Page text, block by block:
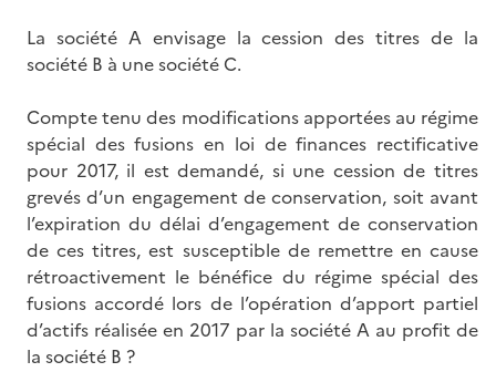
La société A envisage la cession des titres de la
société B à une société C.
Compte tenu des modifications apportées au régime
spécial des fusions en loi de finances rectificative
pour 2017, il est demandé, si une cession de titres
grevés d’un engagement de conservation, soit avant
l’expiration du délai d’engagement de conservation
de ces titres, est susceptible de remettre en cause
rétroactivement le bénéfice du régime spécial des
fusions accordé lors de l’opération d’apport partiel
d’actifs réalisée en 2017 par la société A au profit de
la société B ?